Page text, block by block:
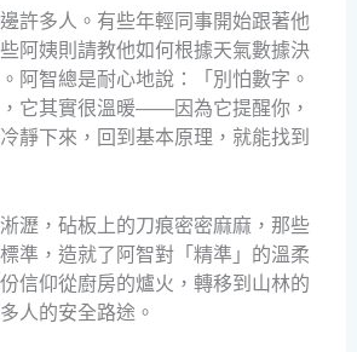
許多人。有些年輕同事開始跟著他
阿姨則請教他如何根據天氣數據決
阿智總是耐心地說：「別怕數字。
它其實很溫暖——因為它提醒你，
靜下來，回到基本原理，就能找到
瀝，砧板上的刀痕密密麻麻，那些
準，造就了阿智對「精準」的溫柔
信仰從廚房的爐火，轉移到山林的
人的安全路途。